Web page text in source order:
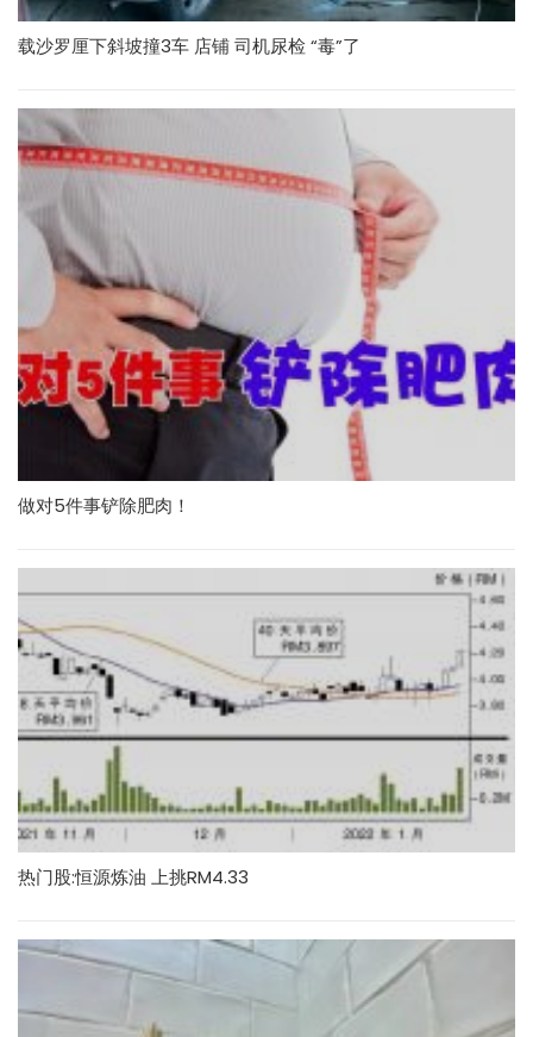
载沙罗厘下斜坡撞3车 店铺 司机尿检 “毒”了
做对5件事铲除肥肉！
热门股:恒源炼油 上挑RM4.33